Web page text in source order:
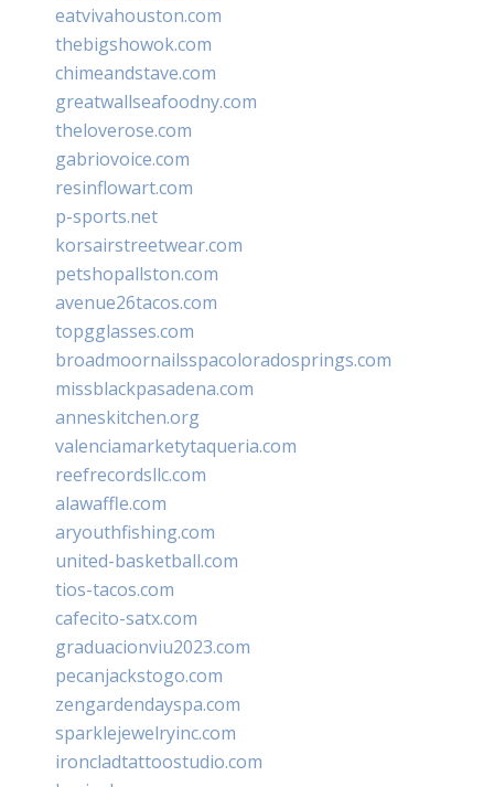
eatvivahouston.com
thebigshowok.com
chimeandstave.com
greatwallseafoodny.com
theloverose.com
gabriovoice.com
resinflowart.com
p-sports.net
korsairstreetwear.com
petshopallston.com
avenue26tacos.com
topgglasses.com
broadmoornailsspacoloradosprings.com
missblackpasadena.com
anneskitchen.org
valenciamarketytaqueria.com
reefrecordsllc.com
alawaffle.com
aryouthfishing.com
united-basketball.com
tios-tacos.com
cafecito-satx.com
graduacionviu2023.com
pecanjackstogo.com
zengardendayspa.com
sparklejewelryinc.com
ironcladtattoostudio.com